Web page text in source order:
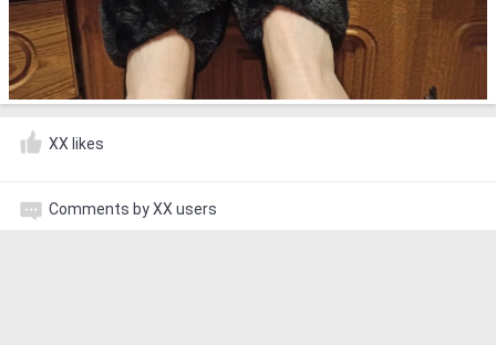
XX likes
Comments by XX users